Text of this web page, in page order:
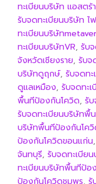
ทะเบียนบริษัท แอสตร้า
รับจดทะเบียนบริษัท ไ
ทะเบียนบริษัท
ทะเบียนบริษัทVR, รับ
จังหวัดเชียงราย, รับจ
บริษัทดูฤกษ์, รับจดท
ดูแลเหมือง, รับจดทะ
พื้นทีป้องกันโควิด, รั
รับจดทะเบียนบริษัทพื้
บริษัทพื้นทีป้องกันโควิ
ป้องกันโควิดขอนแก่น,
จันทบุรี, รับจดทะเบีย
ทะเบียนบริษัทพื้นทีป้อ
ป้องกันโควิดชุมพร, รั